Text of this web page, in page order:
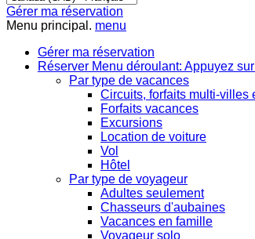
Gérer ma réservation
Menu principal. menu
Gérer ma réservation
Réserver Menu déroulant: Appuyez
Par type de vacances
Circuits, forfaits multi-villes
Forfaits vacances
Excursions
Location de voiture
Vol
Hôtel
Par type de voyageur
Adultes seulement
Chasseurs d'aubaines
Vacances en famille
Voyageur solo